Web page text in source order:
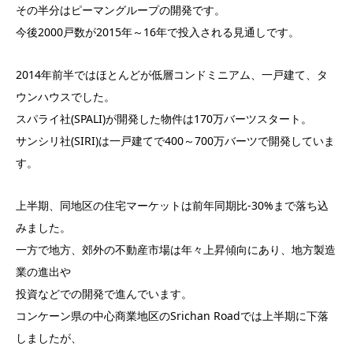
その半分はピーマングループの開発です。
今後2000戸数が2015年～16年で投入される見通しです。
2014年前半ではほとんどが低層コンドミニアム、一戸建て、タ
ウンハウスでした。
スパライ社(SPALI)が開発した物件は170万バーツスタート。
サンシリ社(SIRI)は一戸建てで400～700万バーツで開発していま
す。
上半期、同地区の住宅マーケットは前年同期比-30%まで落ち込
みました。
一方で地方、郊外の不動産市場は年々上昇傾向にあり、地方製造
業の進出や
投資などでの開発で進んでいます。
コンケーン県の中心商業地区のSrichan Roadでは上半期に下落
しましたが、